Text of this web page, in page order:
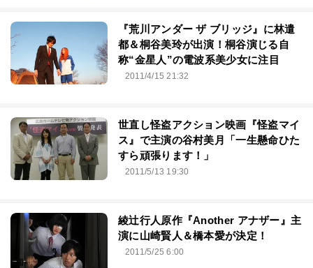
『荒川アンダー ザ ブリッジ』に林遣
都＆桐谷美玲が出演！桐谷演じる自
称“金星人”の電波系美少女に注目
2011/4/15 21:32
世直し怪盗アクション映画『怪盗マイ
ス』で主演の谷村美月「一生懸命ひた
すら頑張ります！」
2011/5/13 19:30
綾辻行人原作『Another アナザー』主
演に山崎賢人＆橋本愛が決定！
2011/5/25 6:00